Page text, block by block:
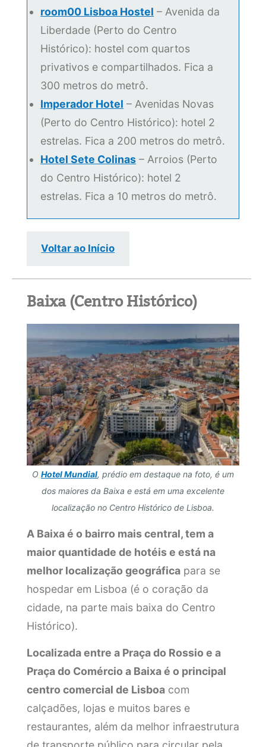
room00 Lisboa Hostel – Avenida da
Liberdade (Perto do Centro
Histórico): hostel com quartos
privativos e compartilhados. Fica a
300 metros do metrô.
Imperador Hotel – Avenidas Novas
(Perto do Centro Histórico): hotel 2
estrelas. Fica a 200 metros do metrô.
Hotel Sete Colinas – Arroios (Perto
do Centro Histórico): hotel 2
estrelas. Fica a 10 metros do metrô.
Voltar ao Início
Baixa (Centro Histórico)
O Hotel Mundial, prédio em destaque na foto, é um
dos maiores da Baixa e está em uma excelente
localização no Centro Histórico de Lisboa.
A Baixa é o bairro mais central, tem a
maior quantidade de hotéis e está na
melhor localização geográficapara se
hospedar em Lisboa (é o coração da
cidade, na parte mais baixa do Centro
Histórico).
Localizada entre a Praça do Rossio e a
Praça do Comércio a Baixa é o principal
centro comercial de Lisboacom
calçadões, lojas e muitos bares e
restaurantes, além da melhor infraestrutura